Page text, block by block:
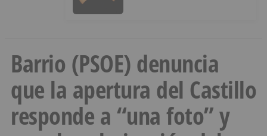
Barrio (PSOE) denuncia
que la apertura del Castillo
responde a “una foto” y